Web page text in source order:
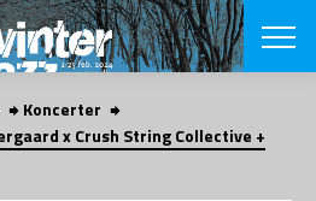
SØG
Koncerter
x Crush String Collective +